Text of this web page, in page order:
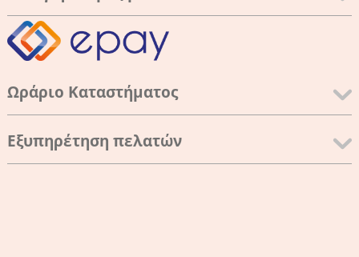
Ωράριο Καταστήματος
Εξυπηρέτηση πελατών